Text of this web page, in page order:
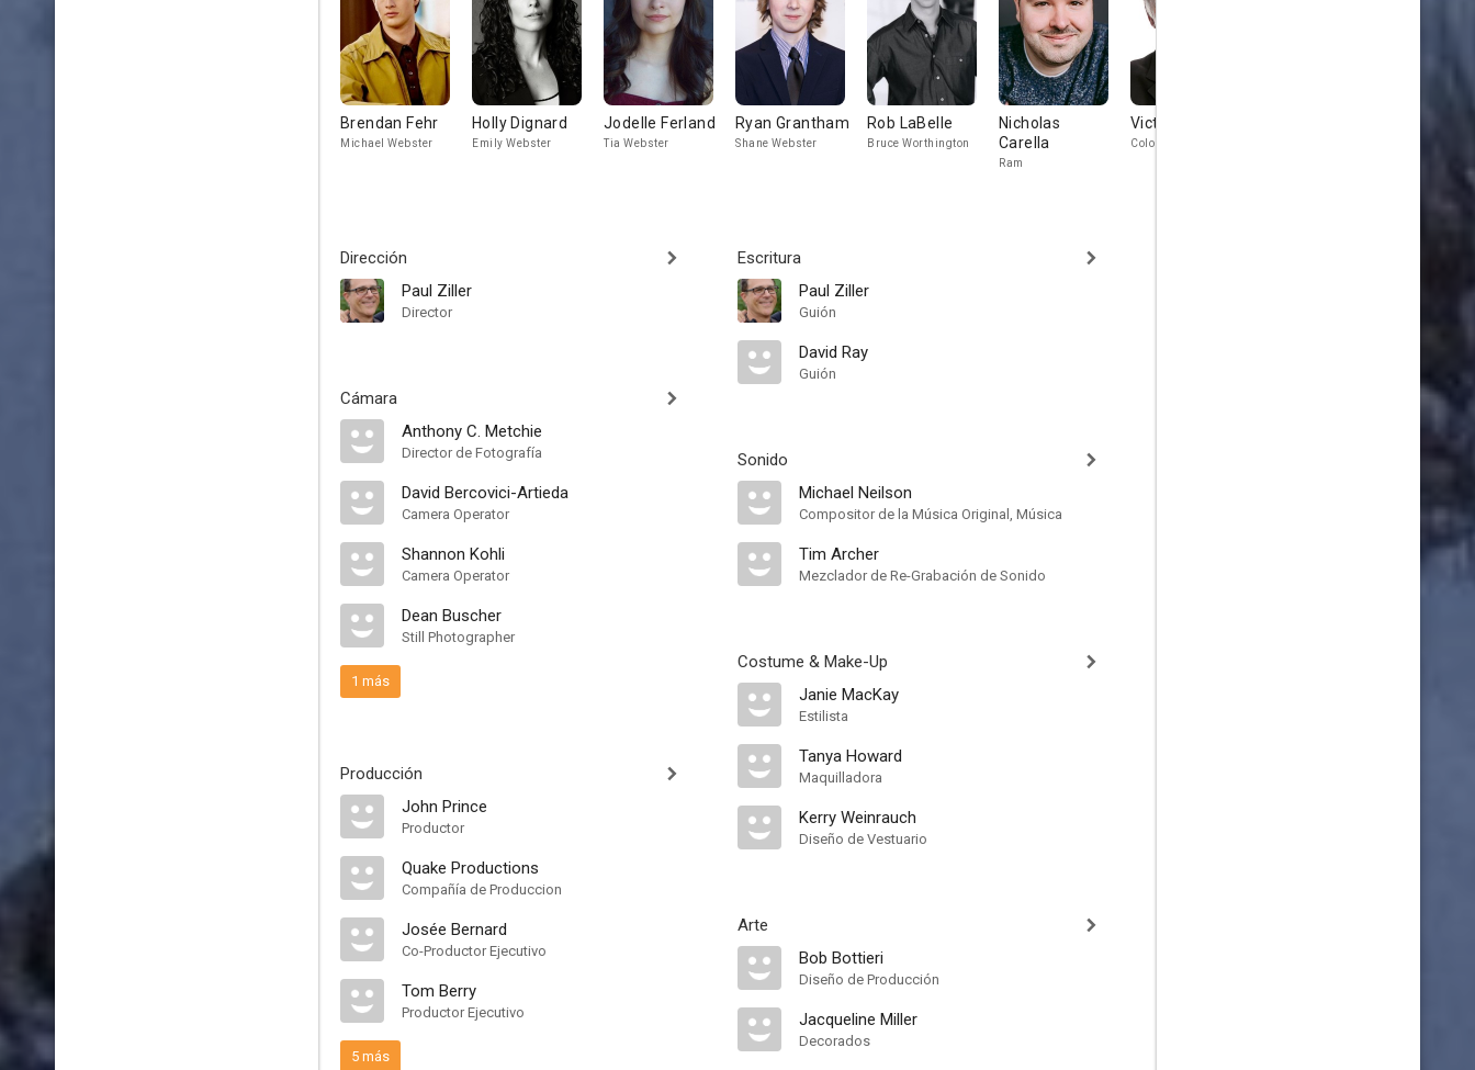
Brendan Fehr
Michael Webster
Holly Dignard
Emily Webster
Jodelle Ferland
Tia Webster
Ryan Grantham
Shane Webster
Rob LaBelle
Bruce Worthington
Nicholas
Carella
Ram
Victor Garber
Colonel Bill Hughes
Dirección
Paul Ziller
Director
Cámara
Anthony C. Metchie
Director de Fotografía
David Bercovici-Artieda
Camera Operator
Shannon Kohli
Camera Operator
Dean Buscher
Still Photographer
1 más
Producción
John Prince
Productor
Quake Productions
Compañía de Produccion
Josée Bernard
Co-Productor Ejecutivo
Tom Berry
Productor Ejecutivo
5 más
Escritura
Paul Ziller
Guión
David Ray
Guión
Sonido
Michael Neilson
Compositor de la Música Original, Música
Tim Archer
Mezclador de Re-Grabación de Sonido
Costume & Make-Up
Janie MacKay
Estilista
Tanya Howard
Maquilladora
Kerry Weinrauch
Diseño de Vestuario
Arte
Bob Bottieri
Diseño de Producción
Jacqueline Miller
Decorados